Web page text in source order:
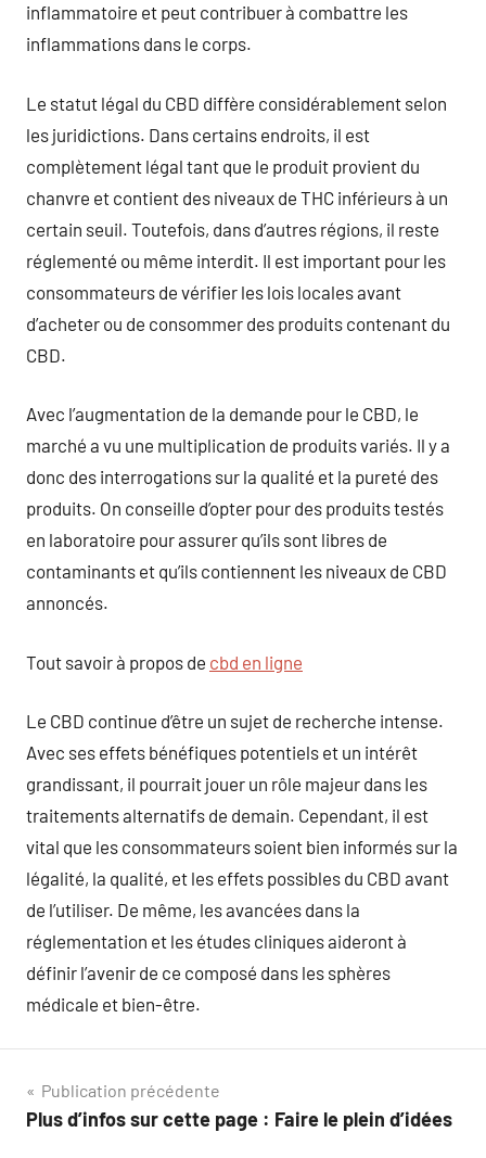
inflammatoire et peut contribuer à combattre les
inflammations dans le corps.
Le statut légal du CBD diffère considérablement selon
les juridictions. Dans certains endroits, il est
complètement légal tant que le produit provient du
chanvre et contient des niveaux de THC inférieurs à un
certain seuil. Toutefois, dans d’autres régions, il reste
réglementé ou même interdit. Il est important pour les
consommateurs de vérifier les lois locales avant
d’acheter ou de consommer des produits contenant du
CBD.
Avec l’augmentation de la demande pour le CBD, le
marché a vu une multiplication de produits variés. Il y a
donc des interrogations sur la qualité et la pureté des
produits. On conseille d’opter pour des produits testés
en laboratoire pour assurer qu’ils sont libres de
contaminants et qu’ils contiennent les niveaux de CBD
annoncés.
Tout savoir à propos de cbd en ligne
Le CBD continue d’être un sujet de recherche intense.
Avec ses effets bénéfiques potentiels et un intérêt
grandissant, il pourrait jouer un rôle majeur dans les
traitements alternatifs de demain. Cependant, il est
vital que les consommateurs soient bien informés sur la
légalité, la qualité, et les effets possibles du CBD avant
de l’utiliser. De même, les avancées dans la
réglementation et les études cliniques aideront à
définir l’avenir de ce composé dans les sphères
médicale et bien-être.
Navigation
de
Publication précédente
Plus d’infos sur cette page : Faire le plein d’idées